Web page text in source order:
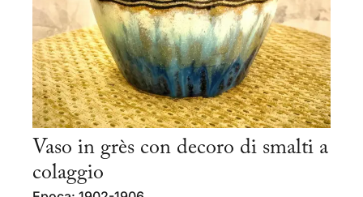
Vaso in grès con decoro di smalti a
colaggio